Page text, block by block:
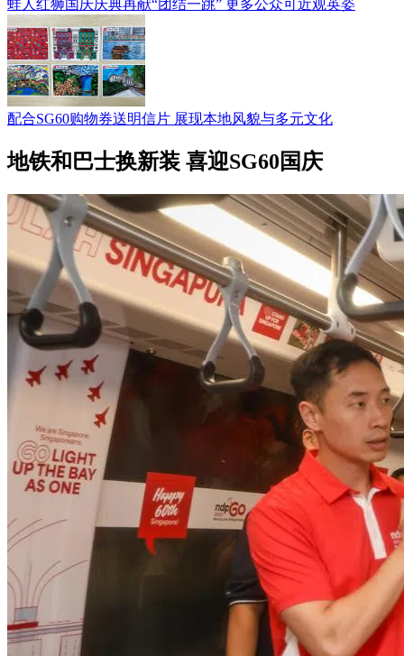
蛙人红狮国庆庆典再献“团结一跳” 更多公众可近观英姿
配合SG60购物券送明信片 展现本地风貌与多元文化
地铁和巴士换新装 喜迎SG60国庆